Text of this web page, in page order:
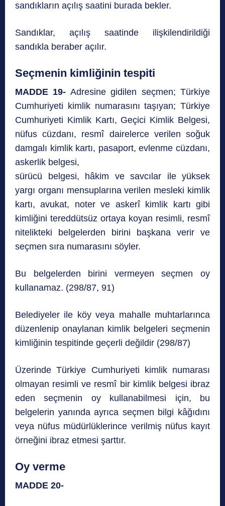
sandıkların açılış saatini burada bekler.
Sandıklar, açılış saatinde ilişkilendirildiği
sandıkla beraber açılır.
Seçmenin kimliğinin tespiti
MADDE 19- Adresine gidilen seçmen; Türkiye
Cumhuriyeti kimlik numarasını taşıyan; Türkiye
Cumhuriyeti Kimlik Kartı, Geçici Kimlik Belgesi,
nüfus cüzdanı, resmî dairelerce verilen soğuk
damgalı kimlik kartı, pasaport, evlenme cüzdanı,
askerlik belgesi,
sürücü belgesi, hâkim ve savcılar ile yüksek
yargı organı mensuplarına verilen mesleki kimlik
kartı, avukat, noter ve askerî kimlik kartı gibi
kimliğini tereddütsüz ortaya koyan resimli, resmî
nitelikteki belgelerden birini başkana verir ve
seçmen sıra numarasını söyler.
Bu belgelerden birini vermeyen seçmen oy
kullanamaz. (298/87, 91)
Belediyeler ile köy veya mahalle muhtarlarınca
düzenlenip onaylanan kimlik belgeleri seçmenin
kimliğinin tespitinde geçerli değildir (298/87)
Üzerinde Türkiye Cumhuriyeti kimlik numarası
olmayan resimli ve resmî bir kimlik belgesi ibraz
eden seçmenin oy kullanabilmesi için, bu
belgelerin yanında ayrıca seçmen bilgi kâğıdını
veya nüfus müdürlüklerince verilmiş nüfus kayıt
örneğini ibraz etmesi şarttır.
Oy verme
MADDE 20-